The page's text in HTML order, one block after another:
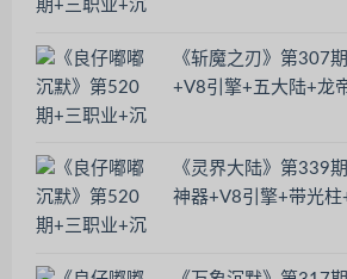
《斩魔之刃》第307
+V8引擎+五大陆+龙
《灵界大陆》第339
神器+V8引擎+带光柱